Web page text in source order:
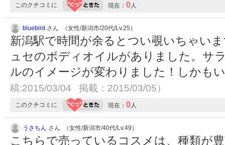
このクチコミに 現在： 0人
bluebird さん （女性/新潟市/20代/Lv.25）
新潟駅で時間が余るとつい覗いちゃい
ュセのボディオイルがありました。サ
ルのイメージが変わりました！しかも
稿:2015/03/04 掲載：2015/03/05）
このクチコミに 現在： 0人
うさちん さん （女性/新潟市/40代/Lv.49）
こちらで売っているコスメは、種類が